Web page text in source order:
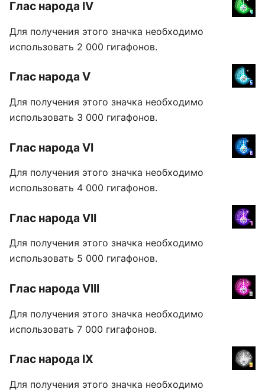
Глас народа IV
Для получения этого значка необходимо
использовать 2 000 гигафонов.
Глас народа V
Для получения этого значка необходимо
использовать 3 000 гигафонов.
Глас народа VI
Для получения этого значка необходимо
использовать 4 000 гигафонов.
Глас народа VII
Для получения этого значка необходимо
использовать 5 000 гигафонов.
Глас народа VIII
Для получения этого значка необходимо
использовать 7 000 гигафонов.
Глас народа IX
Для получения этого значка необходимо